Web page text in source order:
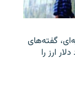
گفته‌های
گم شدن ۹ میلیارد دلار ارز را